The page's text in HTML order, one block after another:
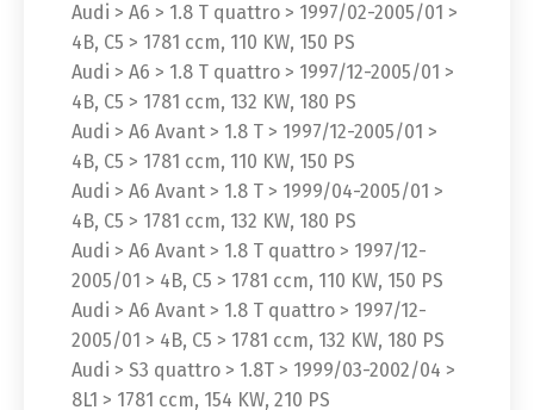
Audi > A6 > 1.8 T quattro > 1997/02-2005/01 >
4B, C5 > 1781 ccm, 110 KW, 150 PS
Audi > A6 > 1.8 T quattro > 1997/12-2005/01 >
4B, C5 > 1781 ccm, 132 KW, 180 PS
Audi > A6 Avant > 1.8 T > 1997/12-2005/01 >
4B, C5 > 1781 ccm, 110 KW, 150 PS
Audi > A6 Avant > 1.8 T > 1999/04-2005/01 >
4B, C5 > 1781 ccm, 132 KW, 180 PS
Audi > A6 Avant > 1.8 T quattro > 1997/12-
2005/01 > 4B, C5 > 1781 ccm, 110 KW, 150 PS
Audi > A6 Avant > 1.8 T quattro > 1997/12-
2005/01 > 4B, C5 > 1781 ccm, 132 KW, 180 PS
Audi > S3 quattro > 1.8T > 1999/03-2002/04 >
8L1 > 1781 ccm, 154 KW, 210 PS